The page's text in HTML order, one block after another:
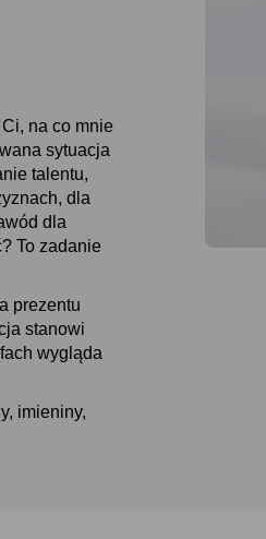
na co mnie
sytuacja
talentu,
dla
dla
To zadanie
prezentu
stanowi
wygląda
imieniny,